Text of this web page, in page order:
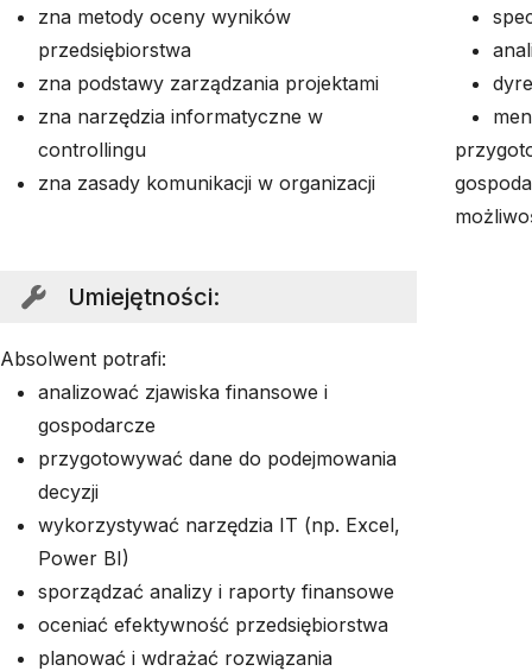
zna metody oceny wyników
przedsiębiorstwa
zna podstawy zarządzania projektami
zna narzędzia informatyczne w
controllingu
zna zasady komunikacji w organizacji
Umiejętności:
Absolwent potrafi:
analizować zjawiska finansowe i
gospodarcze
przygotowywać dane do podejmowania
decyzji
wykorzystywać narzędzia IT (np. Excel,
Power BI)
sporządzać analizy i raporty finansowe
oceniać efektywność przedsiębiorstwa
planować i wdrażać rozwiązania